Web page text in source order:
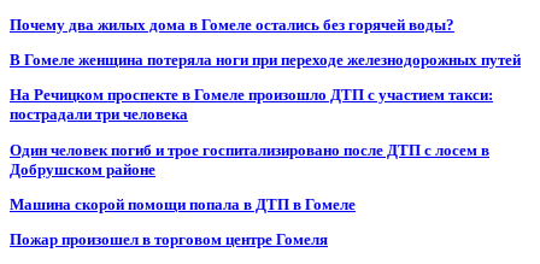
Почему два жилых дома в Гомеле остались без горячей воды?
В Гомеле женщина потеряла ноги при переходе железнодорожных путей
На Речицком проспекте в Гомеле произошло ДТП с участием такси:
пострадали три человека
Один человек погиб и трое госпитализировано после ДТП с лосем в
Добрушском районе
Машина скорой помощи попала в ДТП в Гомеле
Пожар произошел в торговом центре Гомеля